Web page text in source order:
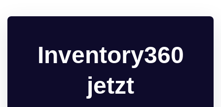
Inventory360
jetzt